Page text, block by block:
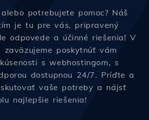
potrebujete pomoc? Náš
je tu pre vás, pripravený
odpovede a účinné riešenia! V
zaväzujeme poskytnúť vám
s webhostingom, s
dostupnou 24/7. Príďte a
vaše potreby a nájsť
najlepšie riešenia!